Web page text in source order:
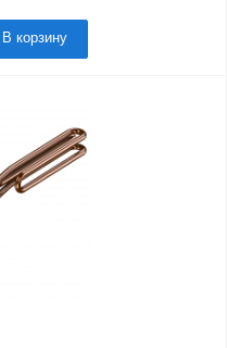
В корзину